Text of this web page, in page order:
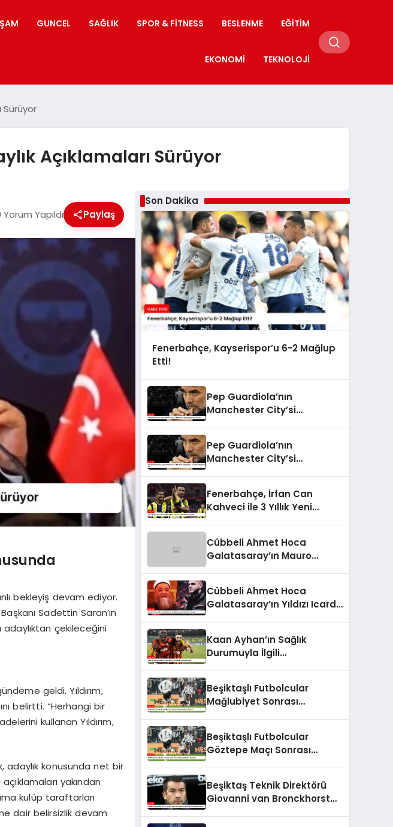
GUNCEL SAĞLIK SPOR & FITNESS BESLENME EĞITIM
EKONOMI TEKNOLOJI
Sürüyor
Açıklamaları Sürüyor
Yorum Yapıldı Paylaş
bekleyiş devam ediyor.
Sadettin Saran’ın
adaylıktan çekileceğini
geldi. Yıldırım,
belirtti. “Herhangi bir
kullanan Yıldırım,
adaylık konusunda net bir
yakından
kulüp taraftarları
dair belirsizlik devam
Son Dakika
Fenerbahçe, Kayserispor’u 6-2 Mağlup
Etti!
Pep Guardiola’nın
Manchester City’si
Pep Guardiola’nın
Manchester City’si
Fenerbahçe, İrfan Can
Kahveci ile 3 Yıllık Yeni
Cübbeli Ahmet Hoca
Galatasaray’ın Mauro
Cübbeli Ahmet Hoca
Galatasaray’ın Yıldızı Icardi
Kaan Ayhan’ın Sağlık
Durumuyla İlgili
Beşiktaşlı Futbolcular
Mağlubiyet Sonrası
Beşiktaşlı Futbolcular
Göztepe Maçı Sonrası
Beşiktaş Teknik Direktörü
Giovanni van Bronckhorst